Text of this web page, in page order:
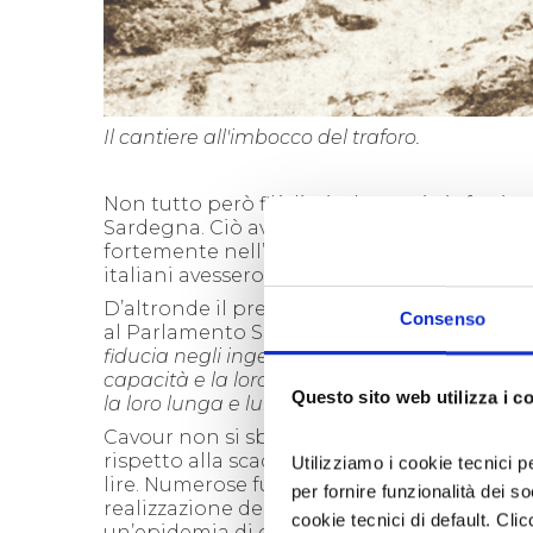
Consenso
Questo sito web utilizza i
Utilizziamo i cookie tecnici
per fornire funzionalità dei
cookie tecnici di default.
Il cantiere all'imbocco del traforo.
Non tutto però filò liscio: la Savoia infatti
Sardegna. Ciò avrebbe potuto mettere in
fortemente nell’opera, ottenne l'impegno
italiani avessero continuato a scavare ed
D’altronde il presidente del Consiglio si
al Parlamento Subalpino, nel giugno
fiducia negli ingegneri proponenti l'impresa,
capacità e la loro onestà, e dirò di più, la
la loro lunga e luminosa carriera sempre
Cavour non si sbagliava. L’accordo con i
rispetto alla scadenza: il tunnel venne
lire. Numerose furono tuttavia le perdite
realizzazione dell’opera si contarono